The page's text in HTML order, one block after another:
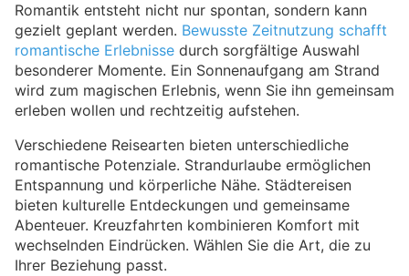
Romantik entsteht nicht nur spontan, sondern kann
gezielt geplant werden. Bewusste Zeitnutzung schafft
romantische Erlebnisse durch sorgfältige Auswahl
besonderer Momente. Ein Sonnenaufgang am Strand
wird zum magischen Erlebnis, wenn Sie ihn gemeinsam
erleben wollen und rechtzeitig aufstehen.
Verschiedene Reisearten bieten unterschiedliche
romantische Potenziale. Strandurlaube ermöglichen
Entspannung und körperliche Nähe. Städtereisen
bieten kulturelle Entdeckungen und gemeinsame
Abenteuer. Kreuzfahrten kombinieren Komfort mit
wechselnden Eindrücken. Wählen Sie die Art, die zu
Ihrer Beziehung passt.